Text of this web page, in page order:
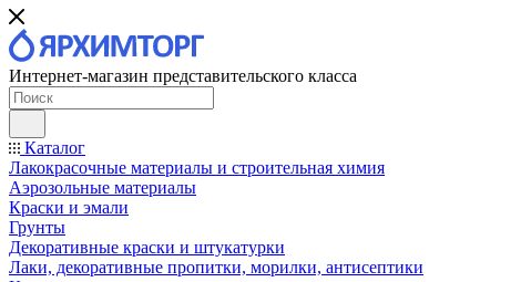
Интернет-магазин представительского класса
Каталог
Лакокрасочные материалы и строительная химия
Аэрозольные материалы
Краски и эмали
Грунты
Декоративные краски и штукатурки
Лаки, декоративные пропитки, морилки, антисептики